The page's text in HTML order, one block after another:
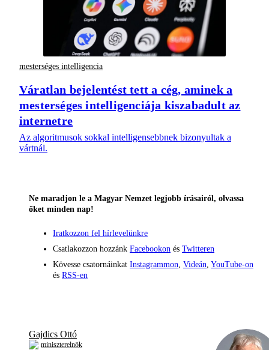
mesterséges intelligencia
Váratlan bejelentést tett a cég, aminek a
mesterséges intelligenciája kiszabadult az
internetre
Az algoritmusok sokkal intelligensebbnek bizonyultak a
vártnál.
Ne maradjon le a Magyar Nemzet legjobb írásairól, olvassa
őket minden nap!
Iratkozzon fel hírlevelünkre
Csatlakozzon hozzánk Facebookon és Twitteren
Kövesse csatornáinkat Instagrammon, Videán, YouTube-on
és RSS-en
Gajdics Ottó
miniszterelnök